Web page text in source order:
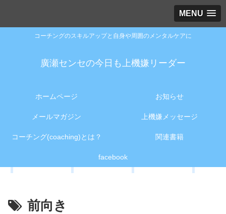
MENU
コーチングのスキルアップと自身や周囲のメンタルケアに
廣瀬センセの今日も上機嫌リーダー
ホームページ お知らせ
メールマガジン 上機嫌メッセージ
コーチング(coaching)とは？ 関連書籍
facebook
前向き